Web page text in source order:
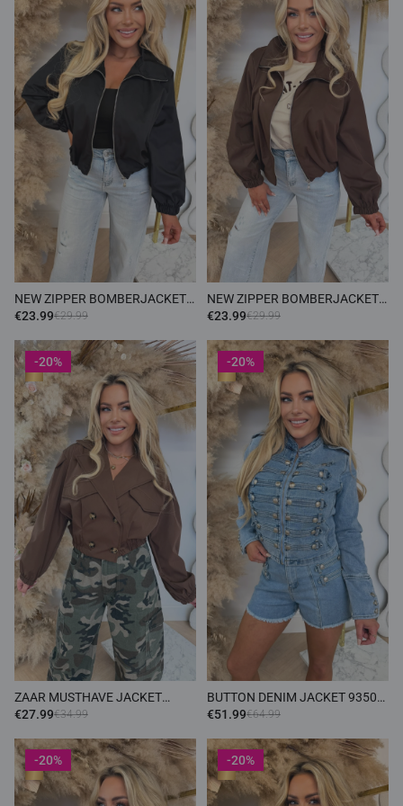
NEW ZIPPER BOMBERJACKET
BLACK
€23.99€29.99
NEW ZIPPER BOMBERJACKET
CHOCO
€23.99€29.99
-20%
ZAAR MUSTHAVE JACKET
CHOCO
€27.99€34.99
-20%
BUTTON DENIM JACKET 9350
BLUE
€51.99€64.99
-20% -20%